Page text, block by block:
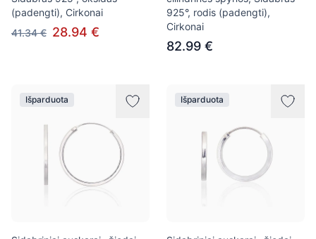
(padengti), Cirkonai
41.34 € 28.94 €
925°, rodis (padengti),
Cirkonai
82.99 €
Išparduota Išparduota